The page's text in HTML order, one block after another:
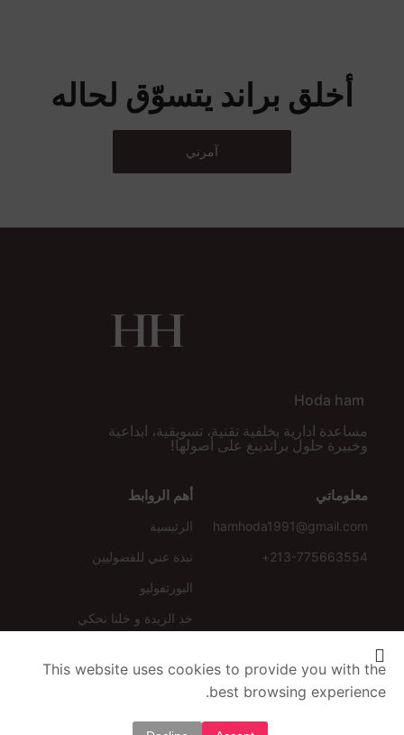
أخلق براند يتسوّق لحاله
آمرني
مساعدة ادارية بخلفية تقنية، تسويقية، ابداعية
وخبيرة حلول براندينغ على أصولها!
معلوماتي
hamhoda1991@gmail.com
213-775663554+
أهم الروابط
الرئيسية
نبذة عني للفضوليين
البورتفوليو
خذ الزبدة و خلنا نحكي
This website uses cookies to provide you with the
best browsing experience.